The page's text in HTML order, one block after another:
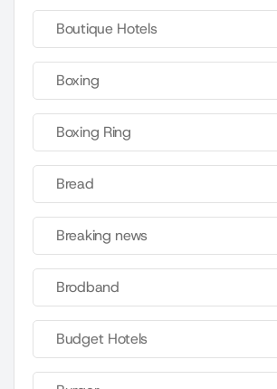
Boutique Hotels
Boxing
Boxing Ring
Bread
Breaking news
Brodband
Budget Hotels